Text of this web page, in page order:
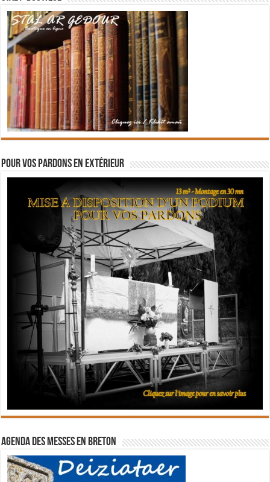
Pour vos pardons en extérieur
Agenda des messes en breton